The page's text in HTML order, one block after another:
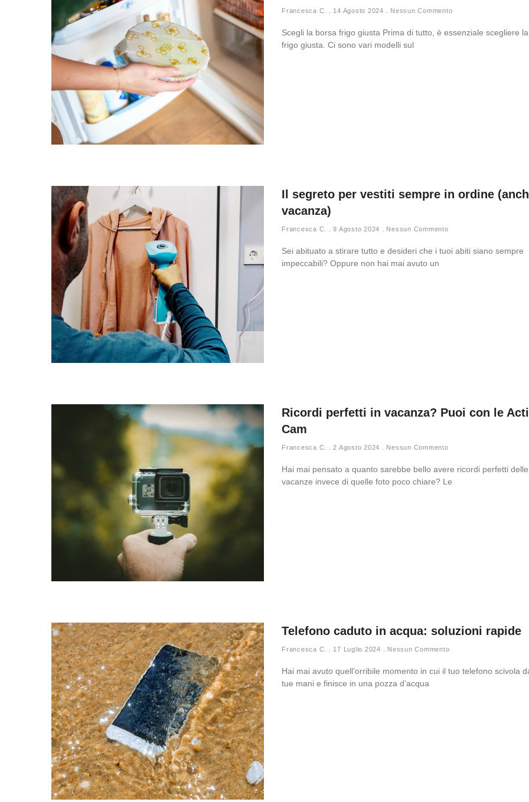
Francesca C. 14 Agosto 2024 Nessun Commento
Scegli la borsa frigo giusta Prima di tutto, è essenziale scegliere
frigo giusta. Ci sono vari modelli sul
Il segreto per vestiti sempre in ordine
vacanza)
Francesca C. 9 Agosto 2024 Nessun Commento
Sei abituato a stirare tutto e desideri che i tuoi abiti siano sempre
impeccabili? Oppure non hai mai avuto un
Ricordi perfetti in vacanza? Puoi con le
Cam
Francesca C. 2 Agosto 2024 Nessun Commento
Hai mai pensato a quanto sarebbe bello avere ricordi perfetti
vacanze invece di quelle foto poco chiare? Le
Telefono caduto in acqua: soluzioni rapide
Francesca C. 17 Luglio 2024 Nessun Commento
Hai mai avuto quell’orribile momento in cui il tuo telefono scivola
tue mani e finisce in una pozza d’acqua